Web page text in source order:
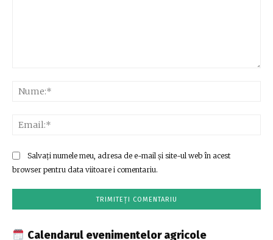
Salvați numele meu, adresa de e-mail și site-ul web în acest
browser pentru data viitoare i comentariu.
Calendarul evenimentelor agricole